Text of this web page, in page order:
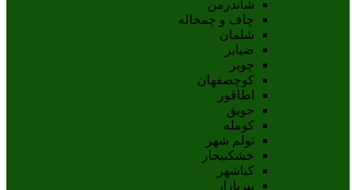
شاندرمن
چاف و چمخاله
شلمان
ضیابر
چوبر
کوچصفهان
اطاقور
حویق
کومله
تولم شهر
خشکبیجار
کیاشهر
پیربازار